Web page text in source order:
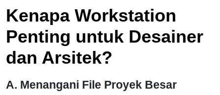
Kenapa Workstation
Penting untuk Desainer
dan Arsitek?
A. Menangani File Proyek Besar